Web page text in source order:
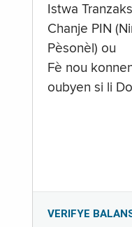
Istwa
Chanje PIN
Pèsonèl) ou
Fè nou
oubyen si li
VERIFYE